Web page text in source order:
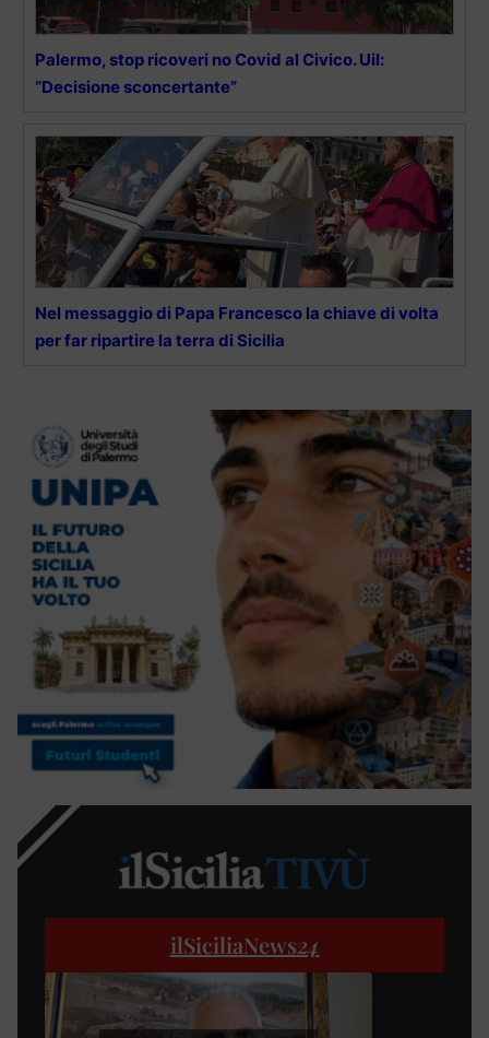
Palermo, stop ricoveri no Covid al Civico. Uil:
“Decisione sconcertante”
Nel messaggio di Papa Francesco la chiave di volta
per far ripartire la terra di Sicilia
ilSiciliaNews24